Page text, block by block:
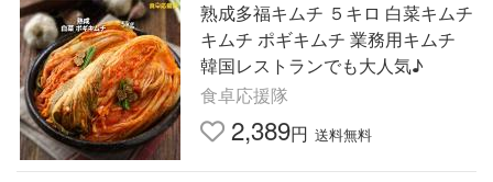
熟成多福キムチ ５キロ 白菜キムチ
キムチ ポギキムチ 業務用キムチ
韓国レストランでも大人気♪
食卓応援隊
2,389円 送料無料